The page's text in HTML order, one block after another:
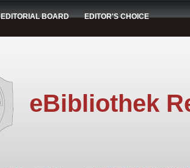
EDITORIAL BOARD EDITOR'S CHOICE
eBibliothek